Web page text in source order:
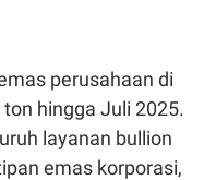
perusahaan di
hingga Juli 2025.
layanan bullion
emas korporasi,